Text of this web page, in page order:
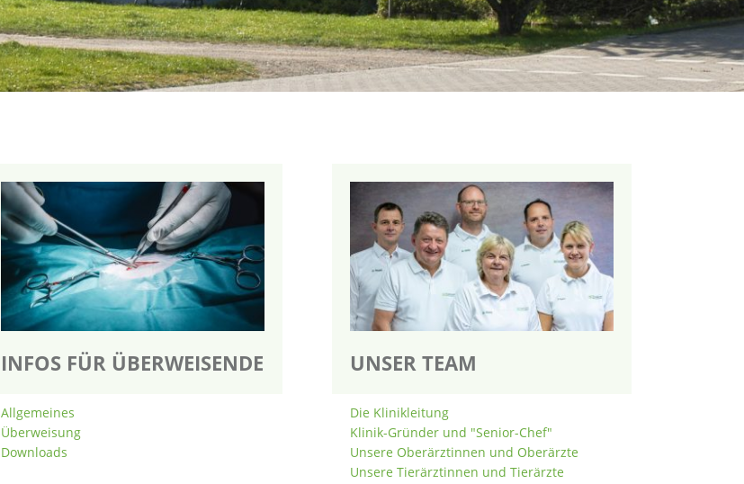
INFOS FÜR ÜBERWEISENDE
Allgemeines
Überweisung
Downloads
UNSER TEAM
Die Klinikleitung
Klinik-Gründer und "Senior-Chef"
Unsere Oberärztinnen und Oberärzte
Unsere Tierärztinnen und Tierärzte